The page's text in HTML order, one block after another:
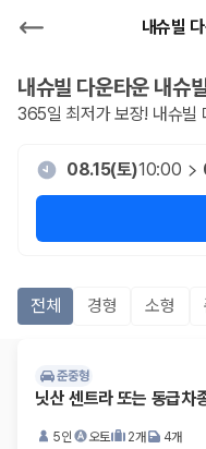
내슈빌
내슈빌 다운타운 내슈
365일 최저가 보장! 내슈빌
08.15(토)10:00
전체 경형 소형
준중형
닛산 센트라 또는 동급차
5인 오토 2개 4개